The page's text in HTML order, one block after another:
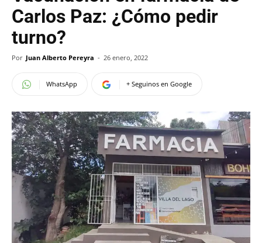
Carlos Paz: ¿Cómo pedir
turno?
Por Juan Alberto Pereyra - 26 enero, 2022
WhatsApp + Seguinos en Google